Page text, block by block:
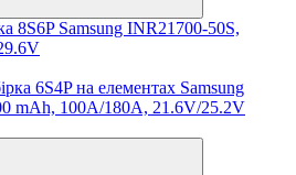
8S6P Samsung INR21700-50S,